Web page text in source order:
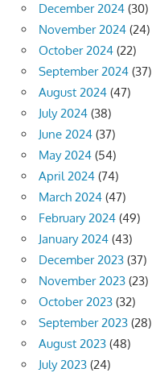
December 2024 (30)
November 2024 (24)
October 2024 (22)
September 2024 (37)
August 2024 (47)
July 2024 (38)
June 2024 (37)
May 2024 (54)
April 2024 (74)
March 2024 (47)
February 2024 (49)
January 2024 (43)
December 2023 (37)
November 2023 (23)
October 2023 (32)
September 2023 (28)
August 2023 (48)
July 2023 (24)